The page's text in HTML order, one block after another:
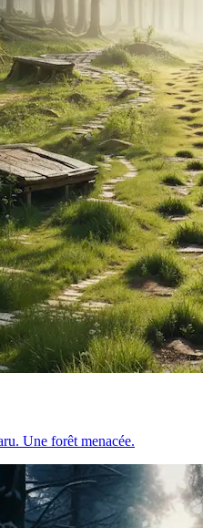
Une forêt menacée.